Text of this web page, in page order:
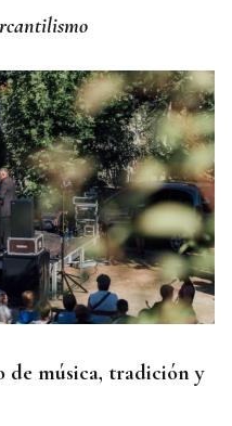
de música, tradición y